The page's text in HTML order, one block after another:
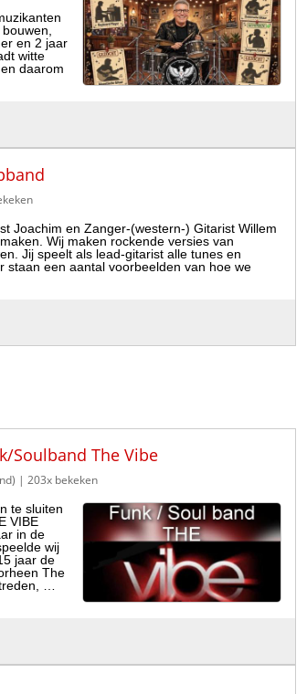
en 2 jaar
witte
daarom
Joachim en Zanger-(western-) Gitarist Willem
Wij maken rockende versies van
Jij speelt als lead-gitarist alle tunes en
staan een aantal voorbeelden van hoe we
Soulband The Vibe
| 203x bekeken
te sluiten
VIBE
in de
wij
jaar de
The
…